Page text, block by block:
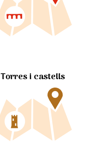
Torres i castells